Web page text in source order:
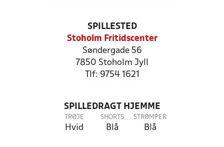
SPILLESTED
Stoholm Fritidscenter
Søndergade 56
7850 Stoholm Jyll
Tlf: 9754 1621
SPILLEDRAGT HJEMME
TRØJE
Hvid
SHORTS
Blå
STRØMPER
Blå